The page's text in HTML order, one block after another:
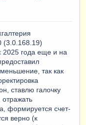
(3.0.168.19)
года еще и на
так как
ставлю галочку
формируется счет-
верно (к